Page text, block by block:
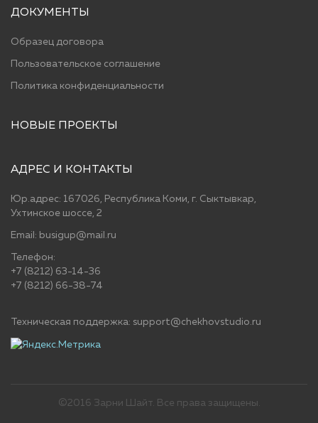
ДОКУМЕНТЫ
Образец договора
Пользовательское соглашение
Политика конфиденциальности
НОВЫЕ ПРОЕКТЫ
АДРЕС И КОНТАКТЫ
Юр.адрес: 167026, Республика Коми, г. Сыктывкар,
Ухтинское шоссе, 2
Email: busigup@mail.ru
Телефон:
+7 (8212) 63-14-36
+7 (8212) 66-38-74
Техническая поддержка: support@chekhovstudio.ru
©2016 Зарни Шайт. Все права защищены.